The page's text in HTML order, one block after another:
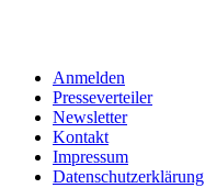
Anmelden
Presseverteiler
Newsletter
Kontakt
Impressum
Datenschutzerklärung